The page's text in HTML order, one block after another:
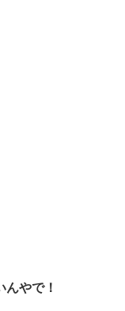
やで！